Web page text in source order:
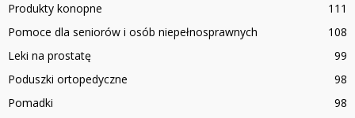
Produkty konopne
111
Pomoce dla seniorów i osób niepełnosprawnych
108
Leki na prostatę
99
Poduszki ortopedyczne
98
Pomadki
98